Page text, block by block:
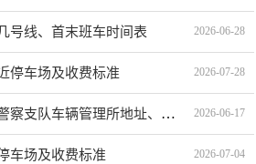
号线、首末班车时间表 2026-06-28
停车场及收费标准 2026-07-28
那曲市公安局交通警察支队车辆管理所地址、电话、上班时间、能处理违章吗 2026-06-17
车场及收费标准 2026-07-04